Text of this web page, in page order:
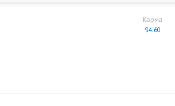
Карма
94.60